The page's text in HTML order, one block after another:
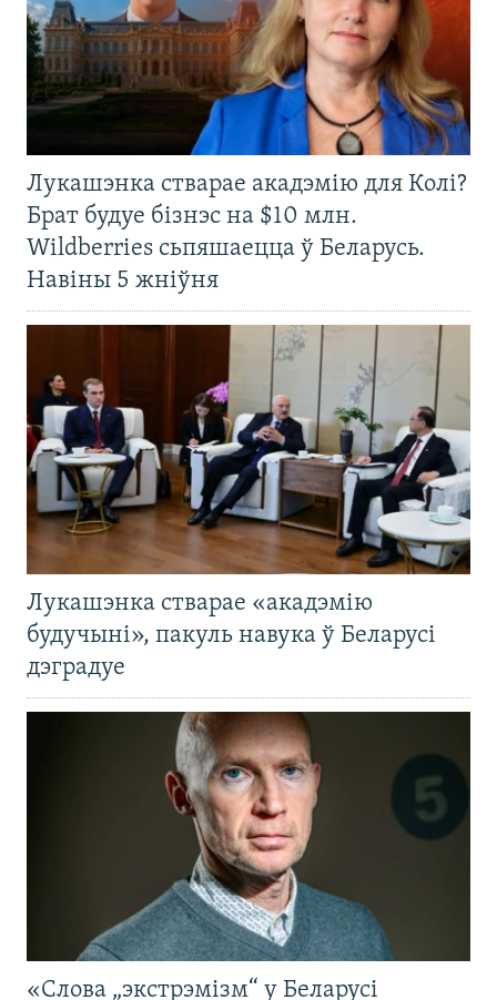
Лукашэнка стварае акадэмію для Колі?
Брат будуе бізнэс на $10 млн.
Wildberries сьпяшаецца ў Беларусь.
Навіны 5 жніўня
Лукашэнка стварае «акадэмію
будучыні», пакуль навука ў Беларусі
дэградуе
«Слова „экстрэмізм“ у Беларусі